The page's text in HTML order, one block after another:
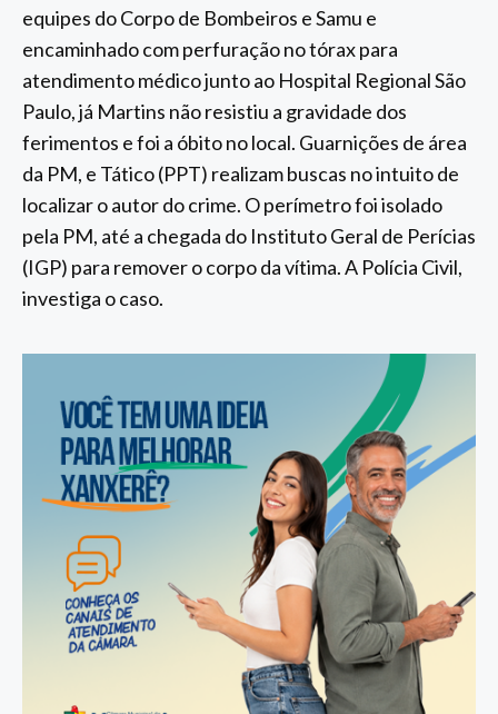
equipes do Corpo de Bombeiros e Samu e
encaminhado com perfuração no tórax para
atendimento médico junto ao Hospital Regional São
Paulo, já Martins não resistiu a gravidade dos
ferimentos e foi a óbito no local. Guarnições de área
da PM, e Tático (PPT) realizam buscas no intuito de
localizar o autor do crime. O perímetro foi isolado
pela PM, até a chegada do Instituto Geral de Perícias
(IGP) para remover o corpo da vítima. A Polícia Civil,
investiga o caso.